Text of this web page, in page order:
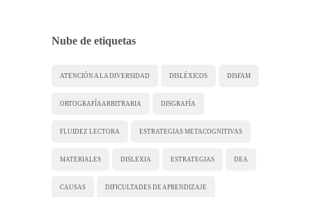
Nube de etiquetas
ATENCIÓN A LA DIVERSIDAD DISLÉXICOS DISFAM
ORTOGRAFÍA ARBITRARIA DISGRAFÍA
FLUIDEZ LECTORA ESTRATEGIAS METACOGNITIVAS
MATERIALES DISLEXIA ESTRATEGIAS DEA
CAUSAS DIFICULTADES DE APRENDIZAJE